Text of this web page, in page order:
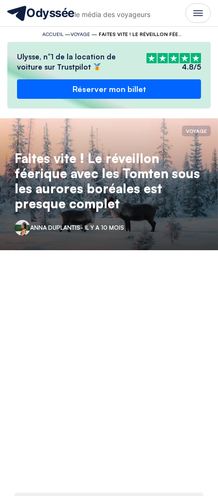
Odysséele média des voyageurs
ACCUEIL —VOYAGE— FAITES VITE ! LE RÉVEILLON FÉERIQUE AVEC LES TOMTEN SOUS LES AURORES BORÉALES EST PRESQUE COMPLET
Ulysse, n°1 de la location de
voiture sur Trustpilot
4.8/5
Réserver mon billet
VOYAGE
Faites vite ! Le réveillon
féerique avec les Tomten sous
les aurores boréales est
presque complet
ANNA DUPLANTIS- IL Y A 10 MOIS